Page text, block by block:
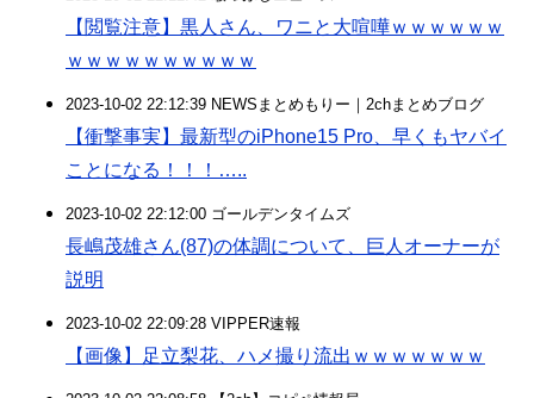
【閲覧注意】黒人さん、ワニと大喧嘩ｗｗｗｗｗｗ
ｗｗｗｗｗｗｗｗｗｗ
2023-10-02 22:12:39 NEWSまとめもりー｜2chまとめブログ
【衝撃事実】最新型のiPhone15 Pro、早くもヤバイ
ことになる！！！…..
2023-10-02 22:12:00 ゴールデンタイムズ
長嶋茂雄さん(87)の体調について、巨人オーナーが
説明
2023-10-02 22:09:28 VIPPER速報
【画像】足立梨花、ハメ撮り流出ｗｗｗｗｗｗｗ